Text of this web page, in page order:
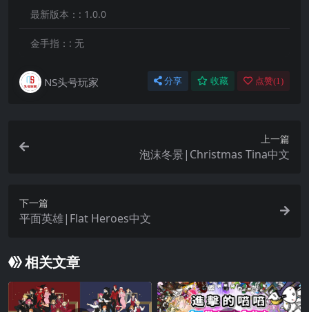
最新版本：: 1.0.0
金手指：: 无
NS头号玩家 分享 收藏 点赞(1 )
上一篇
泡沫冬景|Christmas Tina中文
下一篇
平面英雄|Flat Heroes中文
相关文章